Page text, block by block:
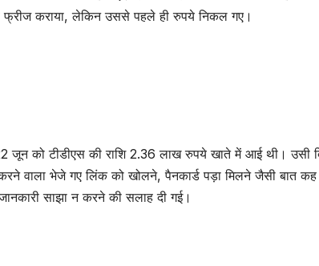
फ्रीज कराया, लेकिन उससे पहले ही रुपये निकल गए।
जून को टीडीएस की राशि 2.36 लाख रुपये खाते में आई थी। उसी
भेजे गए लिंक को खोलने, पैनकार्ड पड़ा मिलने जैसी बात कह
साझा न करने की सलाह दी गई।